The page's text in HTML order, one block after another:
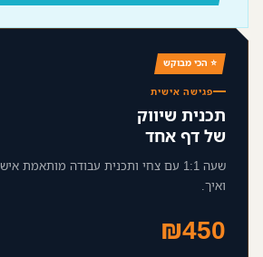
⭐ הכי מבוקש
פגישה אישית
תכנית שיווק
של דף אחד
שעה 1:1 עם צחי ותכנית עבודה
ואיך.
₪450